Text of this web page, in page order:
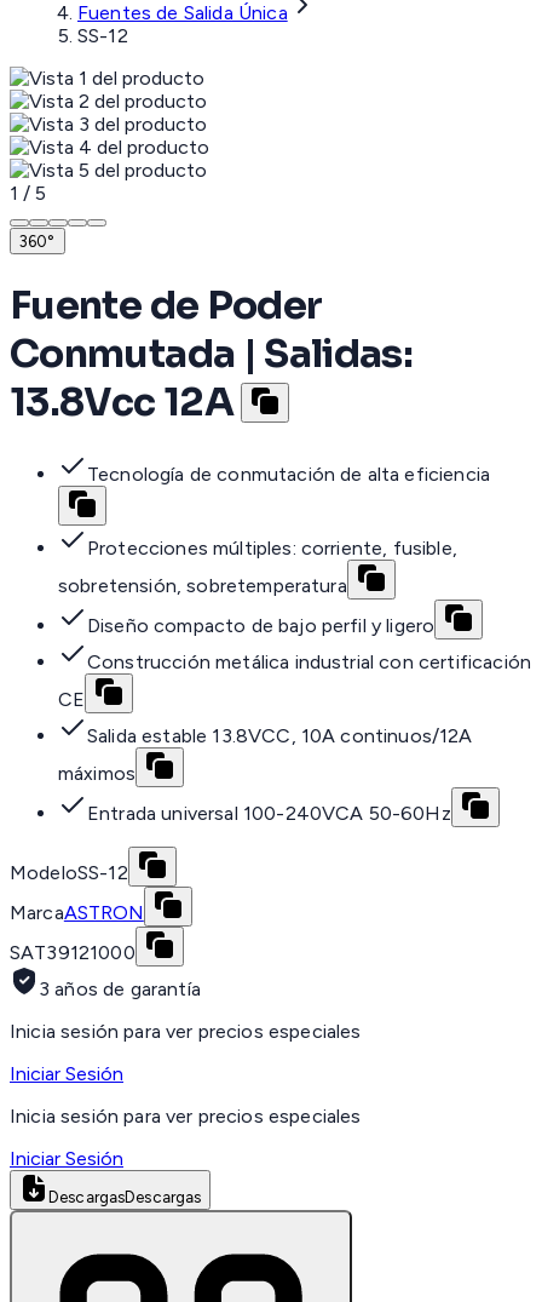
Fuentes de Salida Única
SS-12
1 / 5
360°
Fuente de Poder
Conmutada | Salidas:
13.8Vcc 12A
Tecnología de conmutación de alta eficiencia
Protecciones múltiples: corriente, fusible,
sobretensión, sobretemperatura
Diseño compacto de bajo perfil y ligero
Construcción metálica industrial con certificación
CE
Salida estable 13.8VCC, 10A continuos/12A
máximos
Entrada universal 100-240VCA 50-60Hz
ModeloSS-12
MarcaASTRON
SAT39121000
3 años de garantía
Inicia sesión para ver precios especiales
Iniciar Sesión
Inicia sesión para ver precios especiales
Iniciar Sesión
DescargasDescargas